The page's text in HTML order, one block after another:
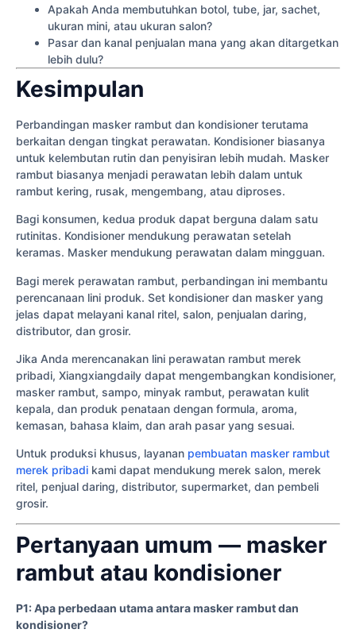
Apakah Anda membutuhkan botol, tube, jar, sachet,
ukuran mini, atau ukuran salon?
Pasar dan kanal penjualan mana yang akan ditargetkan
lebih dulu?
Kesimpulan
Perbandingan masker rambut dan kondisioner terutama
berkaitan dengan tingkat perawatan. Kondisioner biasanya
untuk kelembutan rutin dan penyisiran lebih mudah. Masker
rambut biasanya menjadi perawatan lebih dalam untuk
rambut kering, rusak, mengembang, atau diproses.
Bagi konsumen, kedua produk dapat berguna dalam satu
rutinitas. Kondisioner mendukung perawatan setelah
keramas. Masker mendukung perawatan dalam mingguan.
Bagi merek perawatan rambut, perbandingan ini membantu
perencanaan lini produk. Set kondisioner dan masker yang
jelas dapat melayani kanal ritel, salon, penjualan daring,
distributor, dan grosir.
Jika Anda merencanakan lini perawatan rambut merek
pribadi, Xiangxiangdaily dapat mengembangkan kondisioner,
masker rambut, sampo, minyak rambut, perawatan kulit
kepala, dan produk penataan dengan formula, aroma,
kemasan, bahasa klaim, dan arah pasar yang sesuai.
Untuk produksi khusus, layanan pembuatan masker rambut
merek pribadi kami dapat mendukung merek salon, merek
ritel, penjual daring, distributor, supermarket, dan pembeli
grosir.
Pertanyaan umum — masker
rambut atau kondisioner
P1: Apa perbedaan utama antara masker rambut dan
kondisioner?